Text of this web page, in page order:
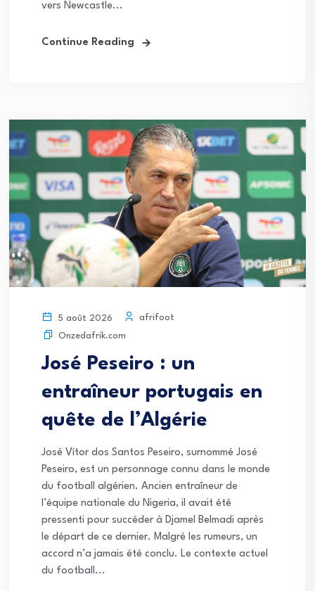
vers Newcastle...
Continue Reading
5 août 2026
afrifoot
Onzedafrik.com
José Peseiro : un
entraîneur portugais en
quête de l’Algérie
José Vítor dos Santos Peseiro, surnommé José
Peseiro, est un personnage connu dans le monde
du football algérien. Ancien entraîneur de
l’équipe nationale du Nigeria, il avait été
pressenti pour succéder à Djamel Belmadi après
le départ de ce dernier. Malgré les rumeurs, un
accord n’a jamais été conclu. Le contexte actuel
du football...